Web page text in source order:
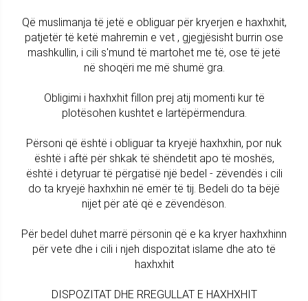
Që muslimanja të jetë e obliguar për kryerjen e haxhxhit,
patjetër të ketë mahremin e vet , gjegjësisht burrin ose
mashkullin, i cili s'mund të martohet me të, ose të jetë
në shoqëri me më shumë gra.
Obligimi i haxhxhit fillon prej atij momenti kur të
plotësohen kushtet e lartëpërmendura.
Përsoni që është i obliguar ta kryejë haxhxhin, por nuk
është i aftë për shkak të shëndetit apo të moshës,
është i detyruar të përgatisë një bedel - zëvendës i cili
do ta kryejë haxhxhin në emër të tij. Bedeli do ta bëjë
nijet për atë që e zëvendëson.
Për bedel duhet marrë përsonin që e ka kryer haxhxhinn
për vete dhe i cili i njeh dispozitat islame dhe ato të
haxhxhit
DISPOZITAT DHE RREGULLAT E HAXHXHIT